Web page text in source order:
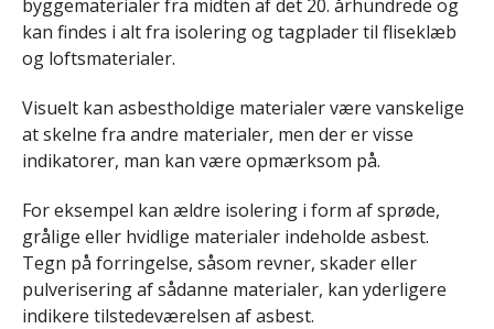
byggematerialer fra midten af det 20. århundrede og
kan findes i alt fra isolering og tagplader til fliseklæb
og loftsmaterialer.
Visuelt kan asbestholdige materialer være vanskelige
at skelne fra andre materialer, men der er visse
indikatorer, man kan være opmærksom på.
For eksempel kan ældre isolering i form af sprøde,
grålige eller hvidlige materialer indeholde asbest.
Tegn på forringelse, såsom revner, skader eller
pulverisering af sådanne materialer, kan yderligere
indikere tilstedeværelsen af asbest.